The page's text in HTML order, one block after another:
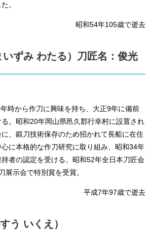
。
昭和54年105歳で逝去
ずみ わたる）刀匠名：俊光
時から作刀に興味を持ち、大正9年に備前
。昭和20年岡山県邑久郡行幸村に設置され
、鍛刀技術保存のため招かれて長船に在住
に本格的な作刀研究に取り組み、昭和34年
者の認定を受ける。昭和52年全日本刀匠会
展示会で特別賞を受賞。
平成7年97歳で逝去
う いくえ）